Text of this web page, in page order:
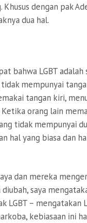
dengan pak
dua hal.
bahwa LGBT
mempunyai
tangan kiri,
orang lain
tidak mempunyai
hal yang biasa dan
dan mereka
saya
LGBT – mengatakan
kebiasaan ini